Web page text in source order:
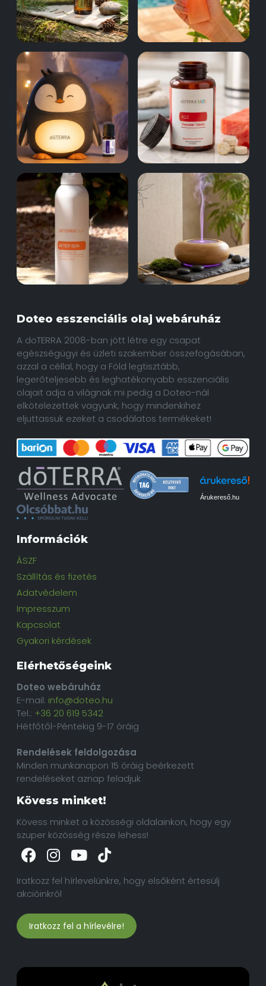
Doteo esszenciális olaj webáruház
A doTERRA 2008-ban jött létre egy csapat
egészségügyi és üzleti szakember összefogásában,
azzal a céllal, hogy a Föld legtisztább,
legerőteljesebb és leghatékonyabb esszenciális
olajait adja a világnak mi pedig a Doteo-nál
elkötelezettek vagyunk, hogy mindenkihez
eljuttassuk ezeket a csodálatos termékeket!
Árukereső.hu
Információk
ÁSZF
Szállítás és fizetés
Adatvédelem
Impresszum
Kapcsolat
Gyakori kérdések
Elérhetőségeink
Doteo webáruház
E-mail: info@doteo.hu
Tel.: +36 20 619 5342
Hétfőtől-Péntekig 9-17 óráig
Rendelések feldolgozása
Minden munkanapon 15 óráig beérkezett
rendeléseket aznap feladjuk
Kövess minket!
Kövess minket a közösségi oldalainkon, hogy egy
szuper közösség része lehess!
Iratkozz fel hírlevelünkre, hogy elsőként értesülj
akcióinkról
Iratkozz fel a hírlevélre!